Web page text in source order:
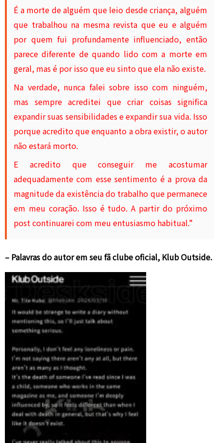
É a morte de alguém que leio desde criança, alguém
que trabalhou na mesma revista que eu e alguém
por quem fui profundamente influenciado, então
parece diferente de quando lido com a morte em
geral, mas é por isso que eu sinto que ela não existe.
Na verdade, nunca falei sobre isso com ninguém,
mas sempre acreditei que criar coisas significa
expandir suas sensibilidades e expandir sua vida. Isso
porque acredito que enquanto a obra existir, o autor
não estará morto.
E acredito que conseguir me acostumar
adequadamente com esse sentimento é a prova da
magnitude da existência do trabalho que permanece
em meu coração. Isso é tudo. A partir do próximo
post continuarei com meu entusiasmo habitual.”
– Palavras do autor em seu fã clube oficial, Klub Outside.